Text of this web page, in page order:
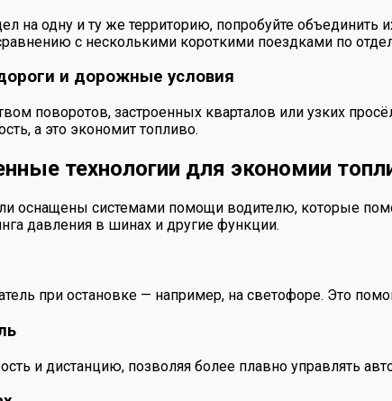
на одну и ту же территорию, попробуйте
с несколькими короткими поездками по
и дорожные условия
поворотов, застроенных кварталов или узких
а это экономит топливо.
технологии для экономии
оснащены системами помощи водителю, которые
давления в шинах и другие функции.
при остановке — например, на светофоре. Это
и дистанцию, позволяя более плавно управлять